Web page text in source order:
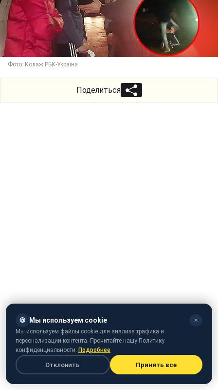
Фото: Колаж РБК-Україна
Поделиться
У Миколаєві в мікрорайоні Тернівка патрульному під
час затримання п'яного водія зламали щелепу ударом
ноги. Про це повідомили в Головному управлінні
🍪 Мы используем cookie ✕
Мы используем файлы cookie для анализа трафика и
персонализации контента. Прочитайте нашу Политику
конфиденциальности. Подробнее
Отклонить Принять все